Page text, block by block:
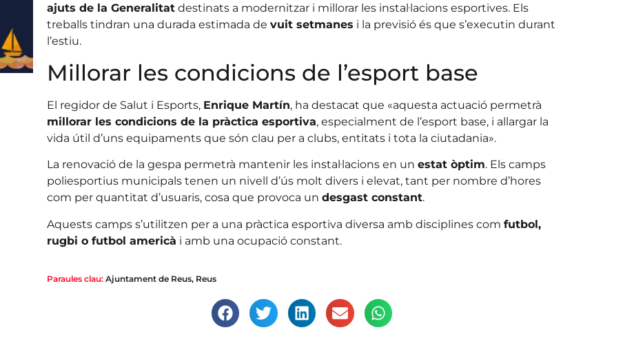
ajuts de la Generalitatdestinats a modernitzar i millorar les instal·lacions esportives. Els
treballs tindran una durada estimada de vuit setmanes i la previsió és que s’executin durant
l’estiu.
Millorar les condicions de l’esport base
El regidor de Salut i Esports, Enrique Martín, ha destacat que «aquesta actuació permetrà
millorar les condicions de la pràctica esportiva, especialment de l’esport base, i allargar la
vida útil d’uns equipaments que són clau per a clubs, entitats i tota la ciutadania».
La renovació de la gespa permetrà mantenir les instal·lacions en un estat òptim. Els camps
poliesportius municipals tenen un nivell d’ús molt divers i elevat, tant per nombre d’hores
com per quantitat d’usuaris, cosa que provoca un desgast constant.
Aquests camps s’utilitzen per a una pràctica esportiva diversa amb disciplines com futbol,
rugbi o futbol americà i amb una ocupació constant.
Paraules clau: Ajuntament de Reus, Reus